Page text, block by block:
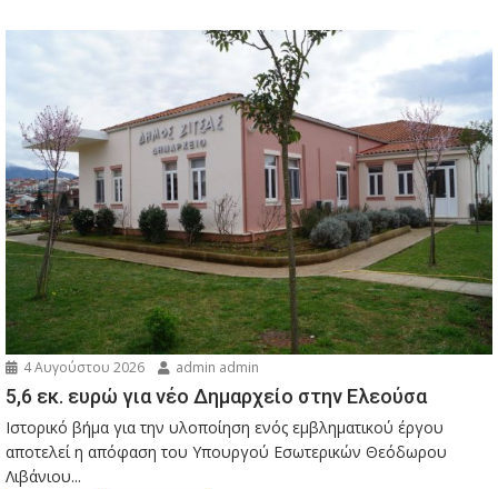
4 Αυγούστου 2026 admin admin
5,6 εκ. ευρώ για νέο Δημαρχείο στην Ελεούσα
Ιστορικό βήμα για την υλοποίηση ενός εμβληματικού έργου
αποτελεί η απόφαση του Υπουργού Εσωτερικών Θεόδωρου
Λιβάνιου...